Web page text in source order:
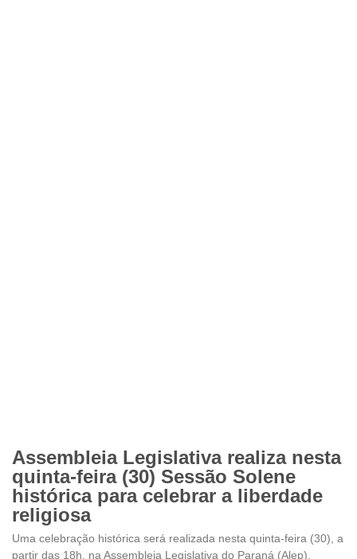
Assembleia Legislativa realiza nesta
quinta-feira (30) Sessão Solene
histórica para celebrar a liberdade
religiosa
Uma celebração histórica será realizada nesta quinta-feira (30), a
partir das 18h, na Assembleia Legislativa do Paraná (Alep),